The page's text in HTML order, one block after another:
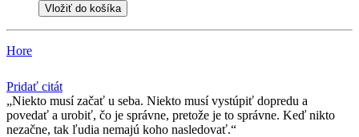
Vložiť do košíka
Hore
Pridať citát
Niekto musí začať u seba. Niekto musí vystúpiť dopredu a
povedať a urobiť, čo je správne, pretože je to správne. Keď nikto
nezačne, tak ľudia nemajú koho nasledovať.